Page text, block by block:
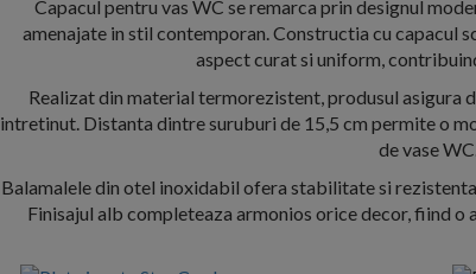
Capacul pentru vas WC se remarca prin designul
amenajate in stil contemporan. Constructia cu capacul
aspect curat si uniform,
Realizat din material termorezistent, produsul asigura
intretinut. Distanta dintre suruburi de 15,5 cm permite o
de vase
Balamalele din otel inoxidabil ofera stabilitate si
Finisajul alb completeaza armonios orice decor, fiind